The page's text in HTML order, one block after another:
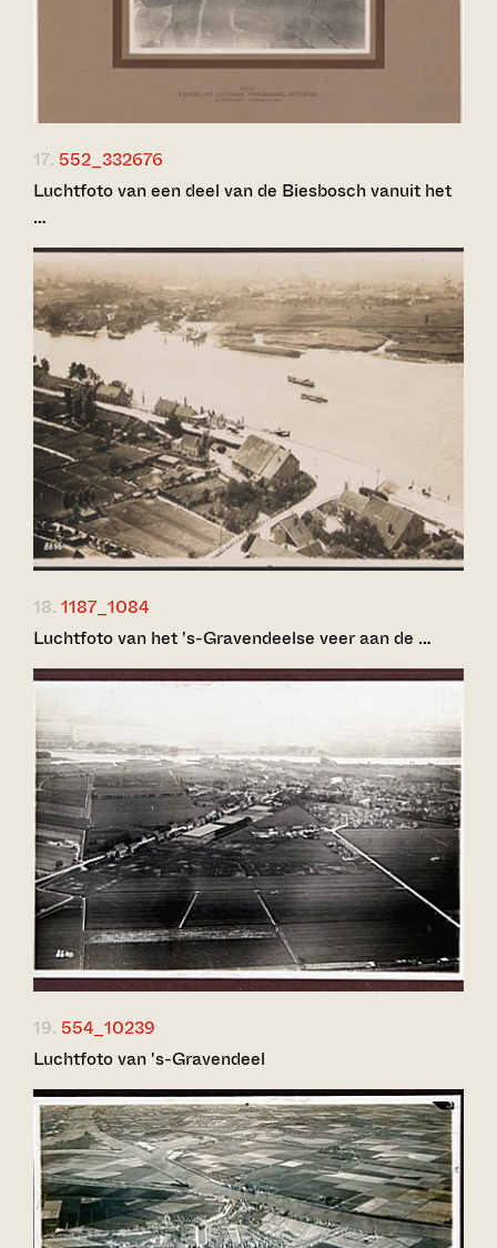
17. 552_332676
Luchtfoto van een deel van de Biesbosch vanuit het
…
18. 1187_1084
Luchtfoto van het 's-Gravendeelse veer aan de …
19. 554_10239
Luchtfoto van 's-Gravendeel